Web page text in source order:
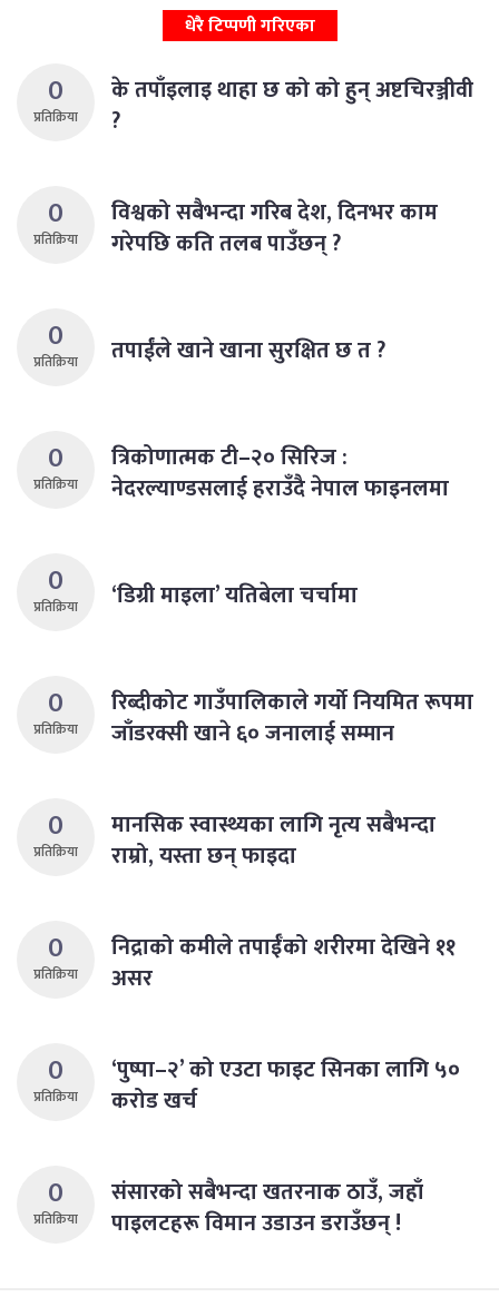
धेरै टिप्पणी गरिएका
0
प्रतिक्रिया
के तपाँइलाइ थाहा छ को को हुन् अष्टचिरञ्जीवी
?
0
प्रतिक्रिया
विश्वको सबैभन्दा गरिब देश, दिनभर काम
गरेपछि कति तलब पाउँछन् ?
0
प्रतिक्रिया तपाईंले खाने खाना सुरक्षित छ त ?
0
प्रतिक्रिया
त्रिकोणात्मक टी–२० सिरिज :
नेदरल्याण्डसलाई हराउँदै नेपाल फाइनलमा
0
प्रतिक्रिया ‘डिग्री माइला’ यतिबेला चर्चामा
0
प्रतिक्रिया
रिब्दीकोट गाउँपालिकाले गर्याे नियमित रूपमा
जाँडरक्सी खाने ६० जनालाई सम्मान
0
प्रतिक्रिया
मानसिक स्वास्थ्यका लागि नृत्य सबैभन्दा
राम्रो, यस्ता छन् फाइदा
0
प्रतिक्रिया
निद्राको कमीले तपाईँको शरीरमा देखिने ११
असर
0
प्रतिक्रिया
‘पुष्पा–२’ को एउटा फाइट सिनका लागि ५०
करोड खर्च
0
प्रतिक्रिया
संसारको सबैभन्दा खतरनाक ठाउँ, जहाँ
पाइलटहरू विमान उडाउन डराउँछन् !